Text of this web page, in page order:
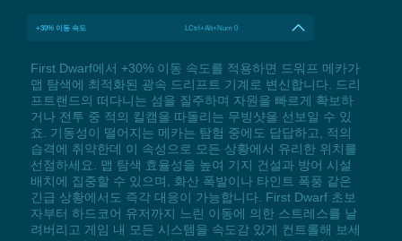
+30% 이동 속도 LCtrl+Alt+Num 0
First Dwarf에서 +30% 이동 속도를 적용하면 드워프 메카가
맵 탐색에 최적화된 광속 드리프트 기계로 변신합니다. 드리
프트랜드의 떠다니는 섬을 질주하며 자원을 빠르게 확보하
거나 전투 중 적의 킬캠을 따돌리는 무빙샷을 선보일 수 있
죠. 기동성이 떨어지는 메카는 탐험 중에도 답답하고, 적의
습격에 취약한데 이 속성으로 모든 상황에서 유리한 위치를
선점하세요. 맵 탐색 효율성을 높여 기지 건설과 방어 시설
배치에 집중할 수 있으며, 화산 폭발이나 타인트 폭풍 같은
긴급 상황에서도 즉각 대응이 가능합니다. First Dwarf 초보
자부터 하드코어 유저까지 느린 이동에 의한 스트레스를 날
려버리고 게임 내 모든 시스템을 속도감 있게 컨트롤해 보세